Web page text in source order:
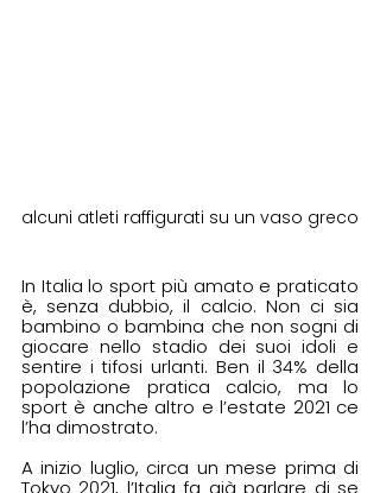
alcuni atleti raffigurati su un vaso greco
In Italia lo sport più amato e praticato
è, senza dubbio, il calcio. Non ci sia
bambino o bambina che non sogni di
giocare nello stadio dei suoi idoli e
sentire i tifosi urlanti. Ben il 34% della
popolazione pratica calcio, ma lo
sport è anche altro e l’estate 2021 ce
l’ha dimostrato.
A inizio luglio, circa un mese prima di
Tokyo 2021, l’Italia fa già parlare di se